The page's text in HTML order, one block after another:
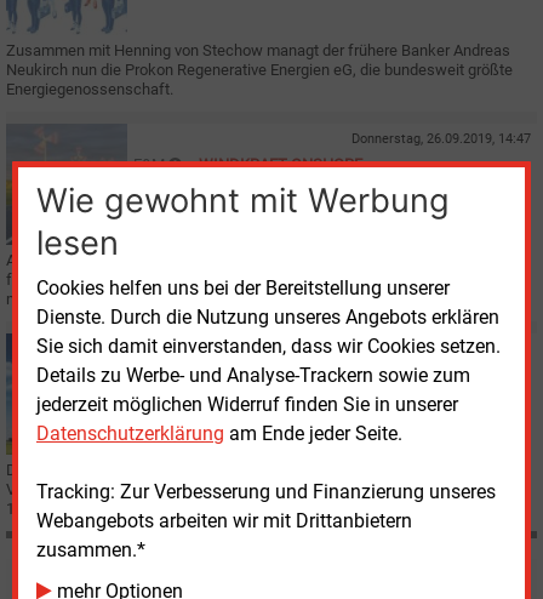
Wie gewohnt mit Werbung
lesen
Cookies helfen uns bei der Bereitstellung unserer
Dienste. Durch die Nutzung unseres Angebots erklären
Sie sich damit einverstanden, dass wir Cookies setzen.
Details zu Werbe- und Analyse-Trackern sowie zum
jederzeit möglichen Widerruf finden Sie in unserer
Datenschutzerklärung am Ende jeder Seite.
Tracking: Zur Verbesserung und Finanzierung unseres
Webangebots arbeiten wir mit Drittanbietern
zusammen.*
mehr Optionen
Zusammen mit Henning von Stechow managt der frühere Banker Andreas
Neukirch nun die Prokon Regenerative Energien eG, die bundesweit größte
Energiegenossenschaft.
Donnerstag, 26.09.2019, 14:47
E&M WINDKRAFT ONSHORE
Zweiter PPA-Vertrag von Prokon mit Google
Auch der Strom eines zweiten Windparks, den Projektierer Prokon mit einem
französischen Unternehmem in Finnland baut, wird der Internetriese Google
mit einem PPA-Abschluss abnehmen.
Donnerstag, 20.06.2019, 15:01
E&M UNTERNEHMEN
Prokon verbessert Jahresbilanz
Der Windprojektierer Prokon Regenerative Energien eG hat 2018 ein
Vorsteuerergebnis von 14,2 Mio. Euro und einen Jahresüberschuss von
12,1
Mio. Euro erwirtschaftet.